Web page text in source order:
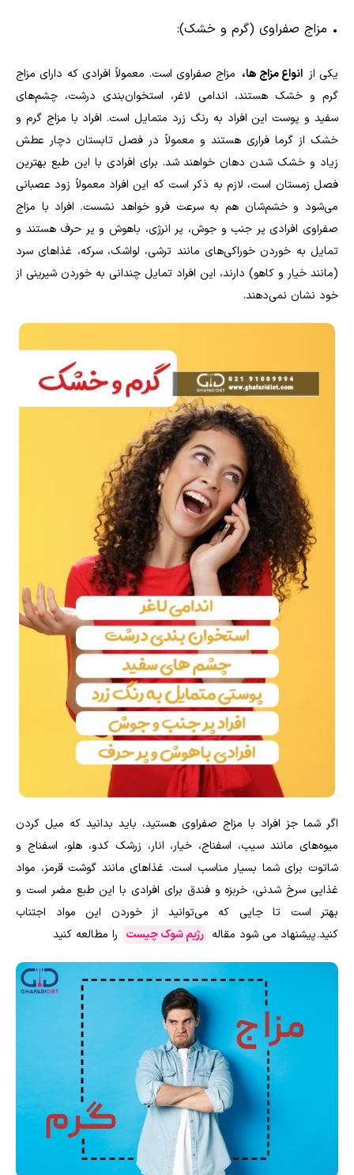
• مزاج صفراوی (گرم و خشک):
یکی از انواع مزاج‌ ها، مزاج صفراوی است. معمولاً افرادی که دارای مزاج
گرم و خشک هستند، اندامی لاغر، استخوان‌بندی درشت، چشم‌های
سفید و پوست این افراد به رنگ زرد متمایل است. افراد با مزاج گرم و
خشک از گرما فراری هستند و معمولاً در فصل تابستان دچار عطش
زیاد و خشک شدن دهان خواهند شد. برای افرادی با این طبع بهترین
فصل زمستان است، لازم به ذکر است که این افراد معمولاً زود عصبانی
می‌شود و خشم‌شان هم به سرعت فرو خواهد نشست. افراد با مزاج
صفراوی افرادی پر جنب و جوش، پر انرژی، باهوش و پر حرف هستند و
تمایل به خوردن خوراکی‌های مانند ترشی، لواشک، سرکه، غذا‌های سرد
(مانند خیار و کاهو) دارند، این افراد تمایل چندانی به خوردن شیرینی از
خود نشان نمی‌دهند.
اگر شما جز افراد با مزاج صفراوی هستید، باید بدانید که میل کردن
میوه‌های مانند سیب، اسفناج، خیار، انار، زرشک کدو، هلو، اسفناج و
شاتوت برای شما بسیار مناسب است. غذا‌های مانند گوشت قرمز، مواد
غذایی سرخ شدنی، خربزه و فندق برای افرادی با این طبع مضر است و
بهتر است تا جایی که می‌توانید از خوردن این مواد اجتناب
کنید. پیشنهاد می شود مقاله رژیم شوک چیست را مطالعه کنید